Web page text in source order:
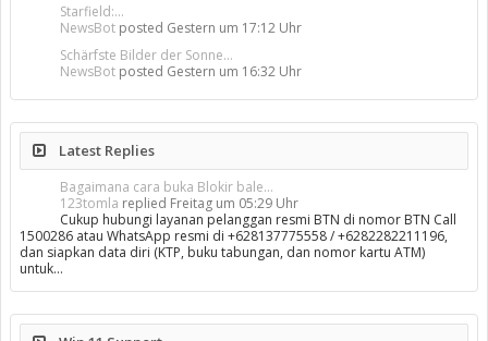
Starfield:...
NewsBot posted Gestern um 17:12 Uhr
Schärfste Bilder der Sonne...
NewsBot posted Gestern um 16:32 Uhr
Latest Replies
Bagaimana cara buka Blokir bale...
123tomla replied Freitag um 05:29 Uhr
Cukup hubungi layanan pelanggan resmi BTN di nomor BTN Call
1500286 atau WhatsApp resmi di +628137775558 / +6282282211196,
dan siapkan data diri (KTP, buku tabungan, dan nomor kartu ATM)
untuk…